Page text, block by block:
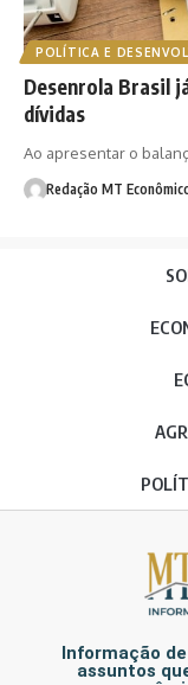
POLÍTICA E
Desenrola Brasil
dívidas
Ao apresentar o
Redação MT
Informação
assuntos